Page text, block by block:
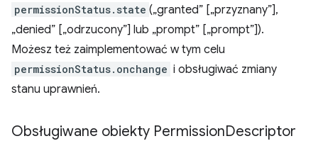
permissionStatus.state („granted” [„przyznany”],
„denied” [„odrzucony”] lub „prompt” [„prompt”]).
Możesz też zaimplementować w tym celu
permissionStatus.onchange i obsługiwać zmiany
stanu uprawnień.
Obsługiwane obiekty PermissionDescriptor